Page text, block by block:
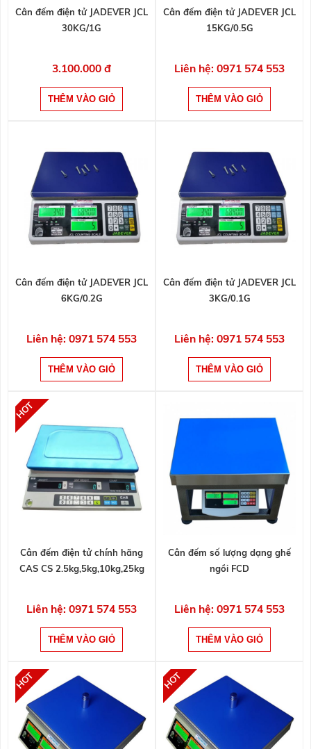
Cân đếm điện tử JADEVER JCL
30KG/1G
3.100.000 đ
Cân đếm điện tử JADEVER JCL
15KG/0.5G
Liên hệ: 0971 574 553
Cân đếm điện tử JADEVER JCL
6KG/0.2G
Liên hệ: 0971 574 553
Cân đếm điện tử JADEVER JCL
3KG/0.1G
Liên hệ: 0971 574 553
Cân đếm điện tử chính hãng
CAS CS 2.5kg,5kg,10kg,25kg
Liên hệ: 0971 574 553
Cân đếm số lượng dạng ghế
ngồi FCD
Liên hệ: 0971 574 553